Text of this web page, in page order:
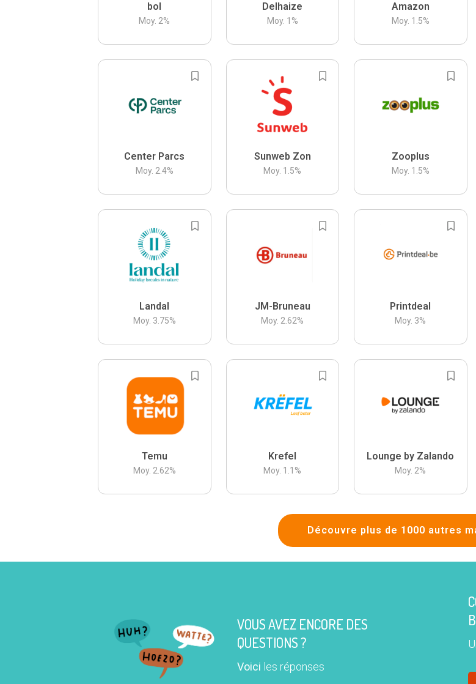
bol
Moy. 2%
Delhaize
Moy. 1 %
Amazon
Moy. 1.5%
Center Parcs
Moy. 2.4%
Sunweb Zon
Moy. 1.5%
Zooplus
Moy. 1.5%
Landal
Moy. 3.75%
JM-Bruneau
Moy. 2.62%
Printdeal
Moy. 3%
Temu
Moy. 2.62%
Krefel
Moy. 1.1 %
Lounge by Zalando
Moy. 2%
Découvre plus de 1000 autres
VOUS AVEZ ENCORE DES
QUESTIONS ?
Voici les réponses